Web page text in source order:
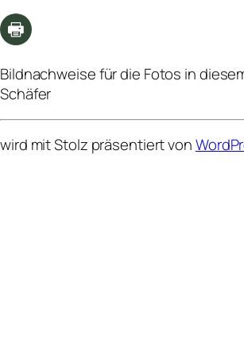
Bildnachweise für die Fotos in
Schäfer
wird mit Stolz präsentiert von